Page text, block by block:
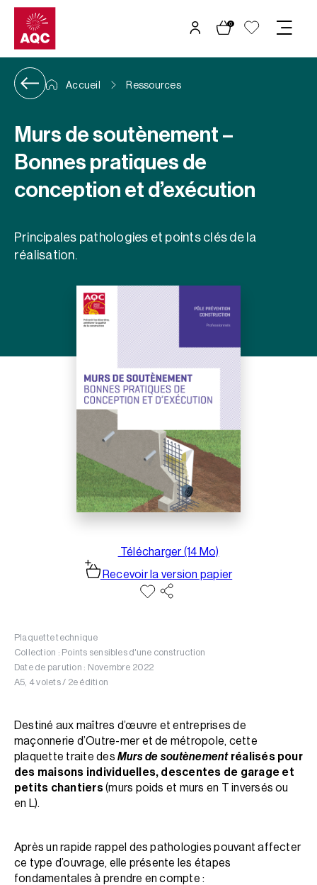
Panneau de gestion des cookies
0
Accueil Ressources
Murs de soutènement –
Bonnes pratiques de
conception et d’exécution
Principales pathologies et points clés de la
réalisation.
Télécharger (14 Mo)
Recevoir la version papier
Plaquette technique
Collection : Points sensibles d'une construction
Date de parution : Novembre 2022
A5, 4 volets / 2e édition
Destiné aux maîtres d’œuvre et entreprises de
maçonnerie d’Outre-mer et de métropole, cette
plaquette traite desMurs de soutènementréalisés pour
des maisons individuelles, descentes de garage et
petits chantiers(murs poids et murs en T inversés ou
en L).
Après un rapide rappel des pathologies pouvant affecter
ce type d’ouvrage, elle présente les étapes
fondamentales à prendre en compte :